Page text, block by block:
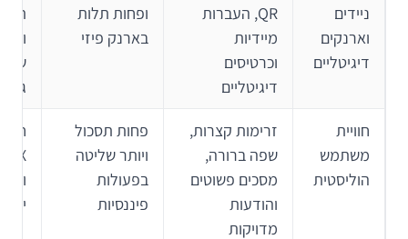
ניידים
וארנקים
דיגיטליים
QR, העברות
מיידיות
וכרטיסים
דיגיטליים
ופחות תלות
בארנק פיזי
חוויית
משתמש
הוליסטית
זרימות קצרות,
שפה ברורה,
מסכים פשוטים
והודעות
מדויקות
פחות תסכול
ויותר שליטה
בפעולות
פיננסיות